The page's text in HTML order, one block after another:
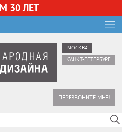
30 ЛЕТ
МОСКВА
САНКТ-ПЕТЕРБУРГ
ПЕРЕЗВОНИТЕ МНЕ!